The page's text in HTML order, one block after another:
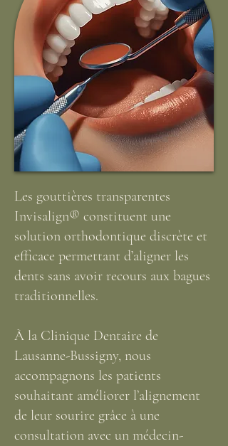
Les gouttières transparentes
Invisalign® constituent une
solution orthodontique discrète et
efficace permettant d’aligner les
dents sans avoir recours aux bagues
traditionnelles.
À la Clinique Dentaire de
Lausanne-Bussigny, nous
accompagnons les patients
souhaitant améliorer l’alignement
de leur sourire grâce à une
consultation avec un médecin-